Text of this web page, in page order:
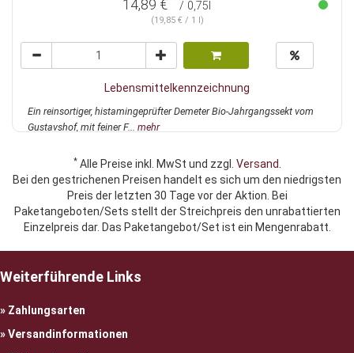
14,89 € / 0,75l
(19,85 € / 1 l)
Lebensmittelkennzeichnung
Ein reinsortiger, histamingeprüfter Demeter Bio-Jahrgangssekt vom
Gustavshof, mit feiner F... mehr
*Alle Preise inkl. MwSt und zzgl. Versand.
Bei den gestrichenen Preisen handelt es sich um den niedrigsten
Preis der letzten 30 Tage vor der Aktion. Bei
Paketangeboten/Sets stellt der Streichpreis den unrabattierten
Einzelpreis dar. Das Paketangebot/Set ist ein Mengenrabatt.
Weiterführende Links
Zahlungsarten
Versandinformationen